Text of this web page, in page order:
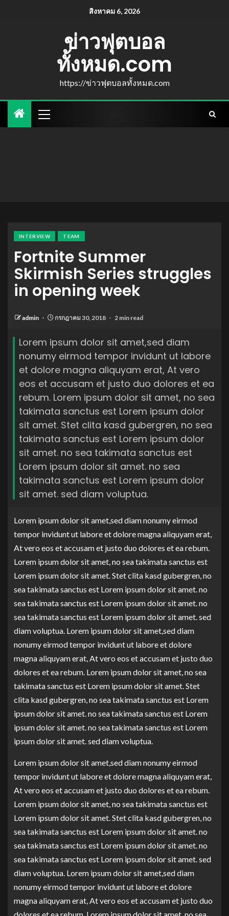
สิงหาคม 6, 2026
ข่าวฟุตบอล
ทั้งหมด.com
https://ข่าวฟุตบอลทั้งหมด.com
INTERVIEW TEAM
Fortnite Summer
Skirmish Series struggles
in opening week
admin กรกฎาคม 30, 2018 2 min read
Lorem ipsum dolor sit amet,sed diam
nonumy eirmod tempor invidunt ut labore
et dolore magna aliquyam erat, At vero
eos et accusam et justo duo dolores et ea
rebum. Lorem ipsum dolor sit amet, no sea
takimata sanctus est Lorem ipsum dolor
sit amet. Stet clita kasd gubergren, no sea
takimata sanctus est Lorem ipsum dolor
sit amet. no sea takimata sanctus est
Lorem ipsum dolor sit amet. no sea
takimata sanctus est Lorem ipsum dolor
sit amet. sed diam voluptua.
Lorem ipsum dolor sit amet,sed diam nonumy eirmod
tempor invidunt ut labore et dolore magna aliquyam erat,
At vero eos et accusam et justo duo dolores et ea rebum.
Lorem ipsum dolor sit amet, no sea takimata sanctus est
Lorem ipsum dolor sit amet. Stet clita kasd gubergren, no
sea takimata sanctus est Lorem ipsum dolor sit amet. no
sea takimata sanctus est Lorem ipsum dolor sit amet. no
sea takimata sanctus est Lorem ipsum dolor sit amet. sed
diam voluptua. Lorem ipsum dolor sit amet,sed diam
nonumy eirmod tempor invidunt ut labore et dolore
magna aliquyam erat, At vero eos et accusam et justo duo
dolores et ea rebum. Lorem ipsum dolor sit amet, no sea
takimata sanctus est Lorem ipsum dolor sit amet. Stet
clita kasd gubergren, no sea takimata sanctus est Lorem
ipsum dolor sit amet. no sea takimata sanctus est Lorem
ipsum dolor sit amet. no sea takimata sanctus est Lorem
ipsum dolor sit amet. sed diam voluptua.
Lorem ipsum dolor sit amet,sed diam nonumy eirmod
tempor invidunt ut labore et dolore magna aliquyam erat,
At vero eos et accusam et justo duo dolores et ea rebum.
Lorem ipsum dolor sit amet, no sea takimata sanctus est
Lorem ipsum dolor sit amet. Stet clita kasd gubergren, no
sea takimata sanctus est Lorem ipsum dolor sit amet. no
sea takimata sanctus est Lorem ipsum dolor sit amet. no
sea takimata sanctus est Lorem ipsum dolor sit amet. sed
diam voluptua. Lorem ipsum dolor sit amet,sed diam
nonumy eirmod tempor invidunt ut labore et dolore
magna aliquyam erat, At vero eos et accusam et justo duo